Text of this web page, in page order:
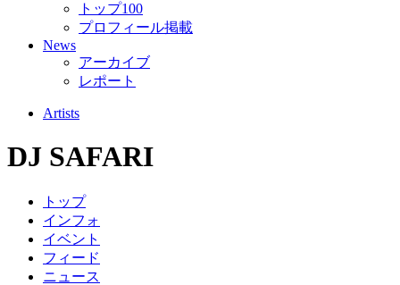
トップ100
プロフィール掲載
News
アーカイブ
レポート
Artists
DJ SAFARI
トップ
インフォ
イベント
フィード
ニュース